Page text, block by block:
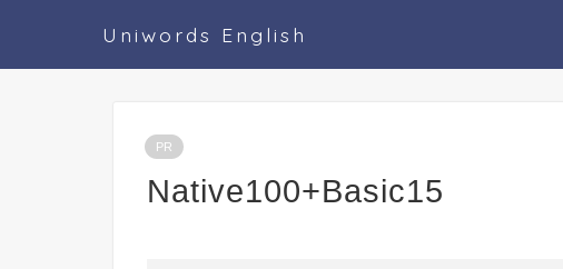
Uniwords English
PR
Native100+Basic15